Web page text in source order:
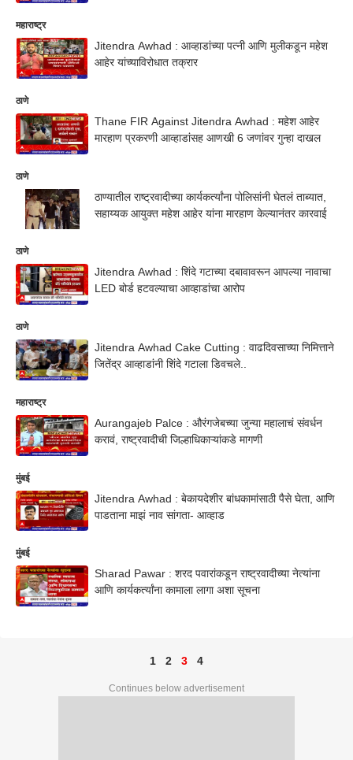
महाराष्ट्र
Jitendra Awhad : आव्हाडांच्या पत्नी आणि मुलीकडून महेश
आहेर यांच्याविरोधात तक्रार
ठाणे
Thane FIR Against Jitendra Awhad : महेश आहेर
मारहाण प्रकरणी आव्हाडांसह आणखी 6 जणांवर गुन्हा दाखल
ठाणे
ठाण्यातील राष्ट्रवादीच्या कार्यकर्त्यांना पोलिसांनी घेतलं ताब्यात,
सहाय्यक आयुक्त महेश आहेर यांना मारहाण केल्यानंतर कारवाई
ठाणे
Jitendra Awhad : शिंदे गटाच्या दबावावरून आपल्या नावाचा
LED बोर्ड हटवल्याचा आव्हाडांचा आरोप
ठाणे
Jitendra Awhad Cake Cutting : वाढदिवसाच्या निमित्ताने
जितेंद्र आव्हाडांनी शिंदे गटाला डिवचले..
महाराष्ट्र
Aurangajeb Palce : औरंगजेबच्या जुन्या महालाचं संवर्धन
करावं, राष्ट्रवादीची जिल्हाधिकाऱ्यांकडे मागणी
मुंबई
Jitendra Awhad : बेकायदेशीर बांधकामांसाठी पैसे घेता, आणि
पाडताना माझं नाव सांगता- आव्हाड
मुंबई
Sharad Pawar : शरद पवारांकडून राष्ट्रवादीच्या नेत्यांना
आणि कार्यकर्त्यांना कामाला लागा अशा सूचना
1 2 3 4
Continues below advertisement